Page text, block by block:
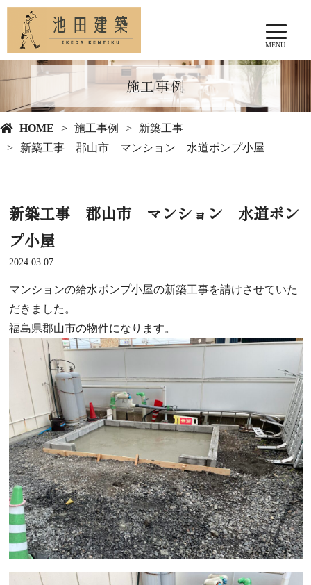
MENU
施工事例
HOME 施工事例
新築工事
新築工事 郡山市 マンション 水道ポンプ小屋
新築工事 郡山市 マンション 水道ポン
プ小屋
2024.03.07
マンションの給水ポンプ小屋の新築工事を請けさせていた
だきました。
福島県郡山市の物件になります。